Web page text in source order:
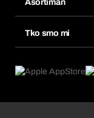
Ponovno naručivanje
Pretplate
Tražitelji proizvoda
Asortiman
Tko smo mi
Što nas pokreće